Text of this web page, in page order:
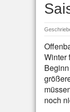
Winter
noch